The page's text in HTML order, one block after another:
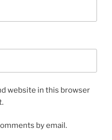
website in this browser
by email.